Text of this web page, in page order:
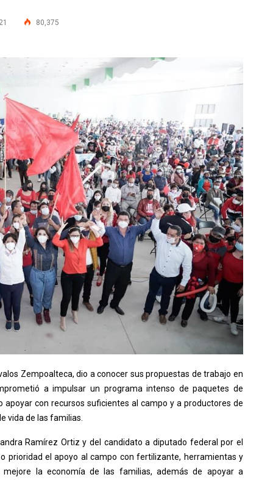
80,375
Zempoalteca, dio a conocer sus propuestas de trabajo en
a impulsar un programa intenso de paquetes de
con recursos suficientes al campo y a productores de
vida de las familias.
Ramírez Ortiz y del candidato a diputado federal por el
prioridad el apoyo al campo con fertilizante, herramientas y
la economía de las familias, además de apoyar a